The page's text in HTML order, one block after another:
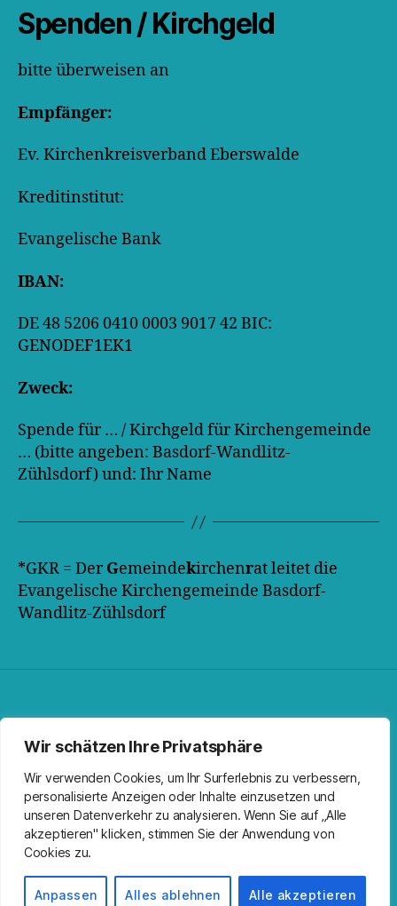
Wir schätzen Ihre Privatsphäre
Wir verwenden Cookies, um Ihr Surferlebnis zu verbessern,
personalisierte Anzeigen oder Inhalte einzusetzen und
unseren Datenverkehr zu analysieren. Wenn Sie auf „Alle
akzeptieren" klicken, stimmen Sie der Anwendung von
Cookies zu.
Anpassen Alles ablehnen Alle akzeptieren
Spenden / Kirchgeld
bitte überweisen an
Empfänger:
Ev. Kirchenkreisverband Eberswalde
Kreditinstitut:
Evangelische Bank
IBAN:
DE 48 5206 0410 0003 9017 42 BIC:
GENODEF1EK1
Zweck:
Spende für … / Kirchgeld für Kirchengemeinde
… (bitte angeben: Basdorf-Wandlitz-
Zühlsdorf) und: Ihr Name
*GKR = Der Gemeindekirchenrat leitet die
Evangelische Kirchengemeinde Basdorf-
Wandlitz-Zühlsdorf
Facebook
Spotify
RSS-FeedInstagram
Impressum